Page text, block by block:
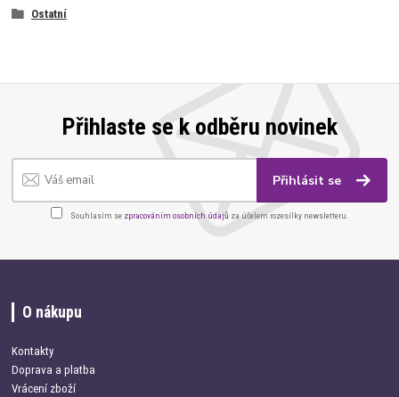
Ostatní
Přihlaste se k odběru novinek
Přihlásit se
Souhlasím se zpracováním osobních údajů za účelem rozesílky newsletteru.
O nákupu
Kontakty
Doprava a platba
Vrácení zboží